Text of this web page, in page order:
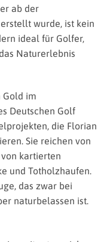
ab der
wurde, ist kein
ideal für Golfer,
Naturerlebnis
Gold im
Deutschen Golf
die Florian
Sie reichen von
kartierten
und Totholzhaufen.
das zwar bei
naturbelassen ist.